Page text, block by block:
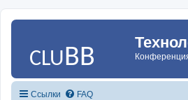
Ссылки FAQ